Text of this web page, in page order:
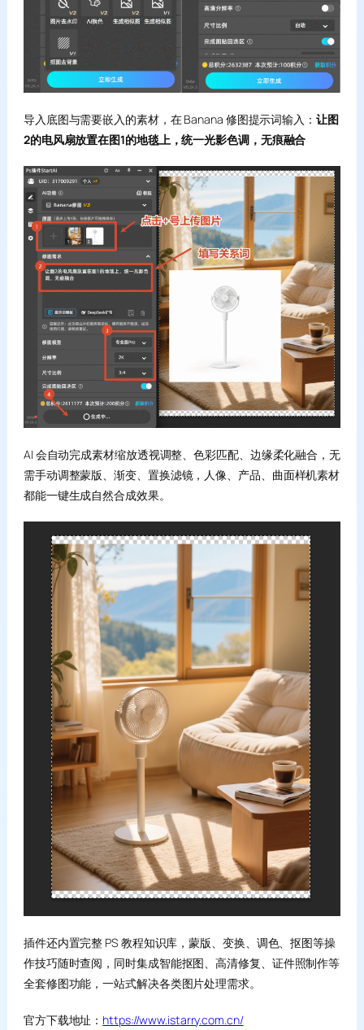
导入底图与需要嵌入的素材，在 Banana 修图提示词输入： 让图
2的电风扇放置在图1的地毯上，统一光影色调，无痕融合
AI 会自动完成素材缩放透视调整、色彩匹配、边缘柔化融合，无
需手动调整蒙版、渐变、置换滤镜，人像、产品、曲面样机素材
都能一键生成自然合成效果。
插件还内置完整 PS 教程知识库，蒙版、变换、调色、抠图等操
作技巧随时查阅，同时集成智能抠图、高清修复、证件照制作等
全套修图功能，一站式解决各类图片处理需求。
官方下载地址： https://www.istarry.com.cn/